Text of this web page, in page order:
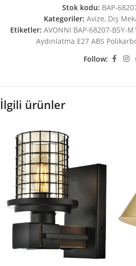
Stok kodu: BAP-
Kategoriler: Avize, Dış
Etiketler: AVONNI BAP-68207-BSY-
Aydınlatma E27 ABS
Follow:
İlgili ürünler